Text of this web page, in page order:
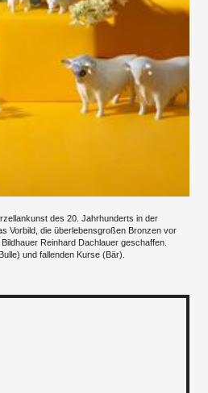
des 20. Jahrhunderts in der
Vorbild, die überlebensgroßen Bronzen vor
Reinhard Dachlauer geschaffen.
und fallenden Kurse (Bär).